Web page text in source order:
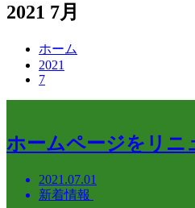
2021 7月
ホーム
2021
7
ホームページをリニ
2021.07.01
新着情報